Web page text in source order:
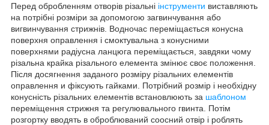
Перед обробленням отворів різальні інструменти виставляють
на потрібні розміри за допомогою загвинчування або
вигвинчування стрижнів. Водночас переміщається конусна
поверхня оправлення і смоктувальна з конусними
поверхнями радіусна ланцюга переміщається, завдяки чому
різальна крайка різального елемента змінює своє положення.
Після досягнення заданого розміру різальних елементів
оправлення и фіксують гайками. Потрібний розмір і необхідну
конусність різальних елементів встановлюють за шаблоном
переміщення стрижня та регулювального гвинта. Потім
розгортку вводять в оброблюваний соосний отвір і роблять